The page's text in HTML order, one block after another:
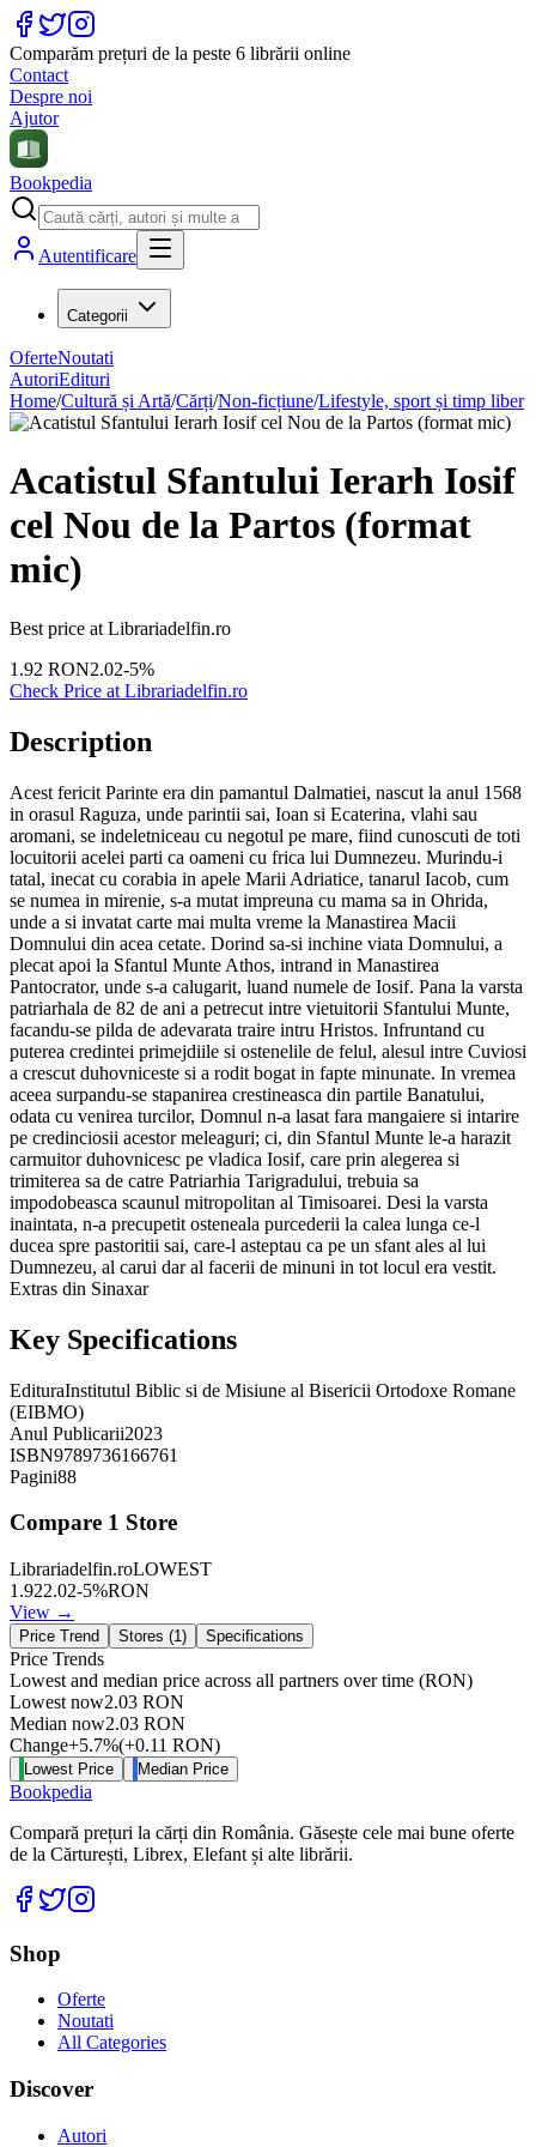
Comparăm prețuri de la peste 6 librării online
Contact
Despre noi
Ajutor
Bookpedia
Autentificare
Categorii
OferteNoutati
AutoriEdituri
Home/Cultură și Artă/Cărți/Non-ficțiune/Lifestyle, sport și timp liber
Acatistul Sfantului Ierarh Iosif
cel Nou de la Partos (format
mic)
Best price at Librariadelfin.ro
1.92 RON2.02-5%
Check Price at Librariadelfin.ro
Description
Acest fericit Parinte era din pamantul Dalmatiei, nascut la anul 1568
in orasul Raguza, unde parintii sai, Ioan si Ecaterina, vlahi sau
aromani, se indeletniceau cu negotul pe mare, fiind cunoscuti de toti
locuitorii acelei parti ca oameni cu frica lui Dumnezeu. Murindu-i
tatal, inecat cu corabia in apele Marii Adriatice, tanarul Iacob, cum
se numea in mirenie, s-a mutat impreuna cu mama sa in Ohrida,
unde a si invatat carte mai multa vreme la Manastirea Macii
Domnului din acea cetate. Dorind sa-si inchine viata Domnului, a
plecat apoi la Sfantul Munte Athos, intrand in Manastirea
Pantocrator, unde s-a calugarit, luand numele de Iosif. Pana la varsta
patriarhala de 82 de ani a petrecut intre vietuitorii Sfantului Munte,
facandu-se pilda de adevarata traire intru Hristos. Infruntand cu
puterea credintei primejdiile si ostenelile de felul, alesul intre Cuviosi
a crescut duhovniceste si a rodit bogat in fapte minunate. In vremea
aceea surpandu-se stapanirea crestineasca din partile Banatului,
odata cu venirea turcilor, Domnul n-a lasat fara mangaiere si intarire
pe credinciosii acestor meleaguri; ci, din Sfantul Munte le-a harazit
carmuitor duhovnicesc pe vladica Iosif, care prin alegerea si
trimiterea sa de catre Patriarhia Tarigradului, trebuia sa
impodobeasca scaunul mitropolitan al Timisoarei. Desi la varsta
inaintata, n-a precupetit osteneala purcederii la calea lunga ce-l
ducea spre pastoritii sai, care-l asteptau ca pe un sfant ales al lui
Dumnezeu, al carui dar al facerii de minuni in tot locul era vestit.
Extras din Sinaxar
Key Specifications
EdituraInstitutul Biblic si de Misiune al Bisericii Ortodoxe Romane
(EIBMO)
Anul Publicarii2023
ISBN9789736166761
Pagini88
Compare 1 Store
Librariadelfin.roLOWEST
1.922.02-5%RON
View →
Price Trend Stores (1 ) Specifications
Price Trends
Lowest and median price across all partners over time (RON)
Lowest now2.03 RON
Median now2.03 RON
Change+5.7%(+0.11 RON)
Lowest Price Median Price
Bookpedia
Compară prețuri la cărți din România. Găsește cele mai bune oferte
de la Cărturești, Librex, Elefant și alte librării.
Facebook
Twitter
Shop
Oferte
Noutati
All Categories
Discover
Autori